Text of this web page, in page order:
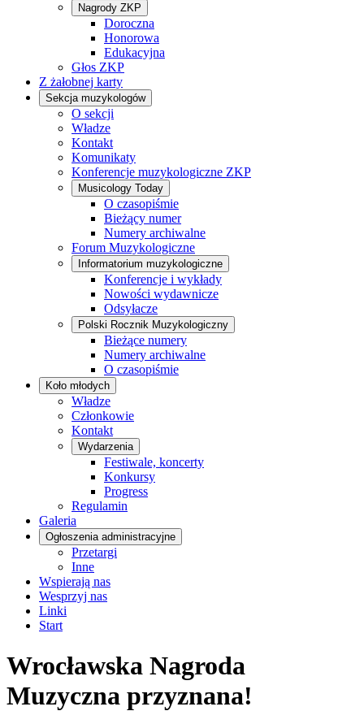
Nagrody ZKP
Doroczna
Honorowa
Edukacyjna
Głos ZKP
Z żałobnej karty
Sekcja muzykologów
O sekcji
Władze
Kontakt
Komunikaty
Konferencje muzykologiczne ZKP
Musicology Today
O czasopiśmie
Bieżący numer
Numery archiwalne
Forum Muzykologiczne
Informatorium muzykologiczne
Konferencje i wykłady
Nowości wydawnicze
Odsyłacze
Polski Rocznik Muzykologiczny
Bieżące numery
Numery archiwalne
O czasopiśmie
Koło młodych
Władze
Członkowie
Kontakt
Wydarzenia
Festiwale, koncerty
Konkursy
Progress
Regulamin
Galeria
Ogłoszenia administracyjne
Przetargi
Inne
Wspierają nas
Wesprzyj nas
Linki
Start
Wrocławska Nagroda
Muzyczna przyznana!